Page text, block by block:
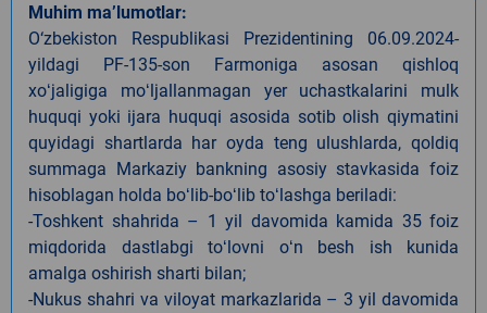
Muhim ma’lumotlar:
O‘zbekiston Respublikasi Prezidentining 06.09.2024-
yildagi PF-135-son Farmoniga asosan qishloq
xoʻjaligiga moʻljallanmagan yer uchastkalarini mulk
huquqi yoki ijara huquqi asosida sotib olish qiymatini
quyidagi shartlarda har oyda teng ulushlarda, qoldiq
summaga Markaziy bankning asosiy stavkasida foiz
hisoblagan holda boʻlib-boʻlib toʻlashga beriladi:
-Toshkent shahrida – 1 yil davomida kamida 35 foiz
miqdorida dastlabgi toʻlovni oʻn besh ish kunida
amalga oshirish sharti bilan;
-Nukus shahri va viloyat markazlarida – 3 yil davomida